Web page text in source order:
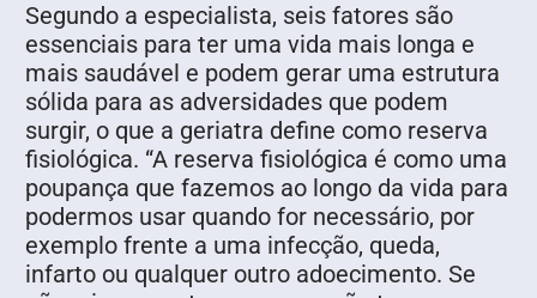
Segundo a especialista, seis fatores são
essenciais para ter uma vida mais longa e
mais saudável e podem gerar uma estrutura
sólida para as adversidades que podem
surgir, o que a geriatra define como reserva
fisiológica. “A reserva fisiológica é como uma
poupança que fazemos ao longo da vida para
podermos usar quando for necessário, por
exemplo frente a uma infecção, queda,
infarto ou qualquer outro adoecimento. Se